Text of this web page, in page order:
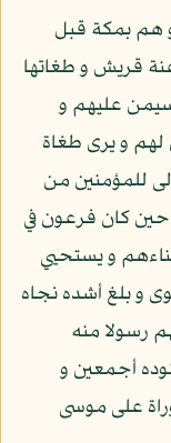
هم بمكة قبل
قريش و طغاتها
سيمن عليهم و
لهم و يرى طغاة
للمؤمنين من
كان فرعون في
و يستحيي
و بلغ أشده نجاه
رسولا منه
أجمعين و
على موسى